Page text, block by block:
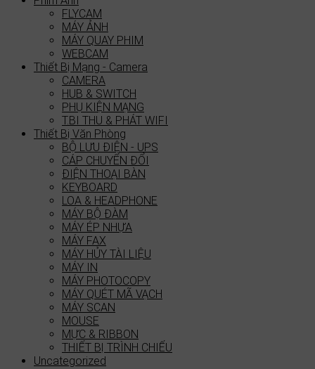
FLYCAM
MÁY ẢNH
MÁY QUAY PHIM
WEBCAM
Thiết Bị Mạng - Camera
CAMERA
HUB & SWITCH
PHỤ KIỆN MẠNG
T.BI THU & PHÁT WIFI
Thiết Bị Văn Phòng
BỘ LƯU ĐIỆN - UPS
CÁP CHUYỂN ĐỔI
ĐIỆN THOẠI BÀN
KEYBOARD
LOA & HEADPHONE
MÁY BỘ ĐÀM
MÁY ÉP NHỰA
MÁY FAX
MÁY HỦY TÀI LIỆU
MÁY IN
MÁY PHOTOCOPY
MÁY QUÉT MÃ VẠCH
MÁY SCAN
MOUSE
MỰC & RIBBON
THIẾT BỊ TRÌNH CHIẾU
Uncategorized